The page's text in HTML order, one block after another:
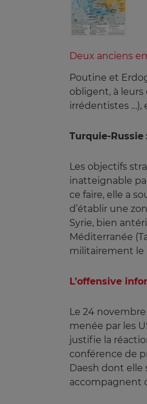
Deux anciens
Poutine et
obligent, à
irrédentistes …),
Turquie-Russie
Les objectifs
inatteignable
ce faire, elle a
d’établir une
Syrie, bien
Méditerranée
militairement le
L’offensive
Le 24
menée par les
justifie la
conférence de
Daesh dont elle
accompagnent